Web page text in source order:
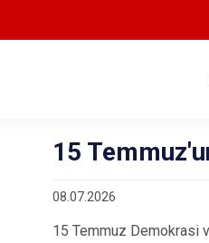
15
08.07.2026
15 Temmuz Demokrasi